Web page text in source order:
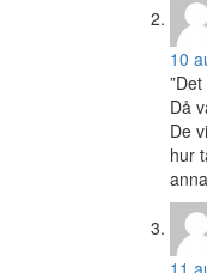
10
Då
De
hur